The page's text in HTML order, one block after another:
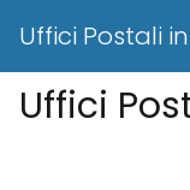
Uffici Postali
Uffici